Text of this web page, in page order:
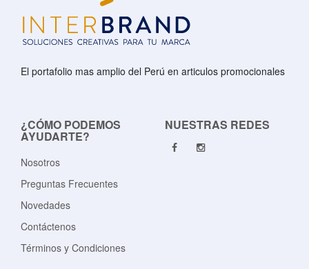
El portafolio mas amplio del Perú en articulos promocionales
¿CÓMO PODEMOS
AYUDARTE?
Nosotros
Preguntas Frecuentes
Novedades
Contáctenos
Términos y Condiciones
NUESTRAS REDES